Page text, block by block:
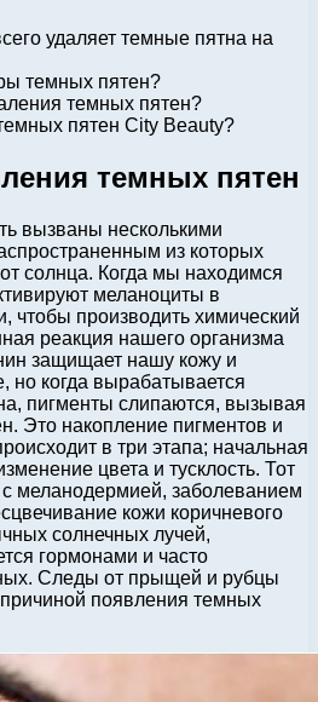
удаляет темные пятна на
темных пятен?
темных пятен?
пятен City Beauty?
темных пятен
вызваны несколькими
из которых
солнца. Когда мы находимся
меланоциты в
чтобы производить химический
реакция нашего организма
защищает нашу кожу и
но когда вырабатывается
пигменты слипаются, вызывая
Это накопление пигментов и
в три этапа; начальная
цвета и тусклость. Тот
меланодермией, заболеванием
кожи коричневого
солнечных лучей,
гормонами и часто
Следы от прыщей и рубцы
появления темных